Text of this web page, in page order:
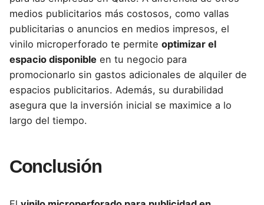
medios publicitarios más costosos, como vallas
publicitarias o anuncios en medios impresos, el
vinilo microperforado te permite optimizar el
espacio disponible en tu negocio para
promocionarlo sin gastos adicionales de alquiler de
espacios publicitarios. Además, su durabilidad
asegura que la inversión inicial se maximice a lo
largo del tiempo.
Conclusión